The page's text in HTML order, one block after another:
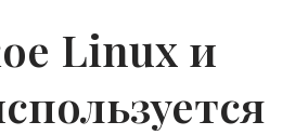
Linux и